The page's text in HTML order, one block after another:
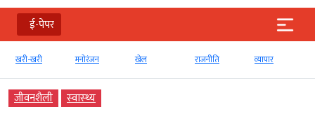
ई-पेपर
खरी-खरी मनोरंजन खेल राजनीति व्‍यापार
जीवनशैली स्‍वास्‍थ्‍य